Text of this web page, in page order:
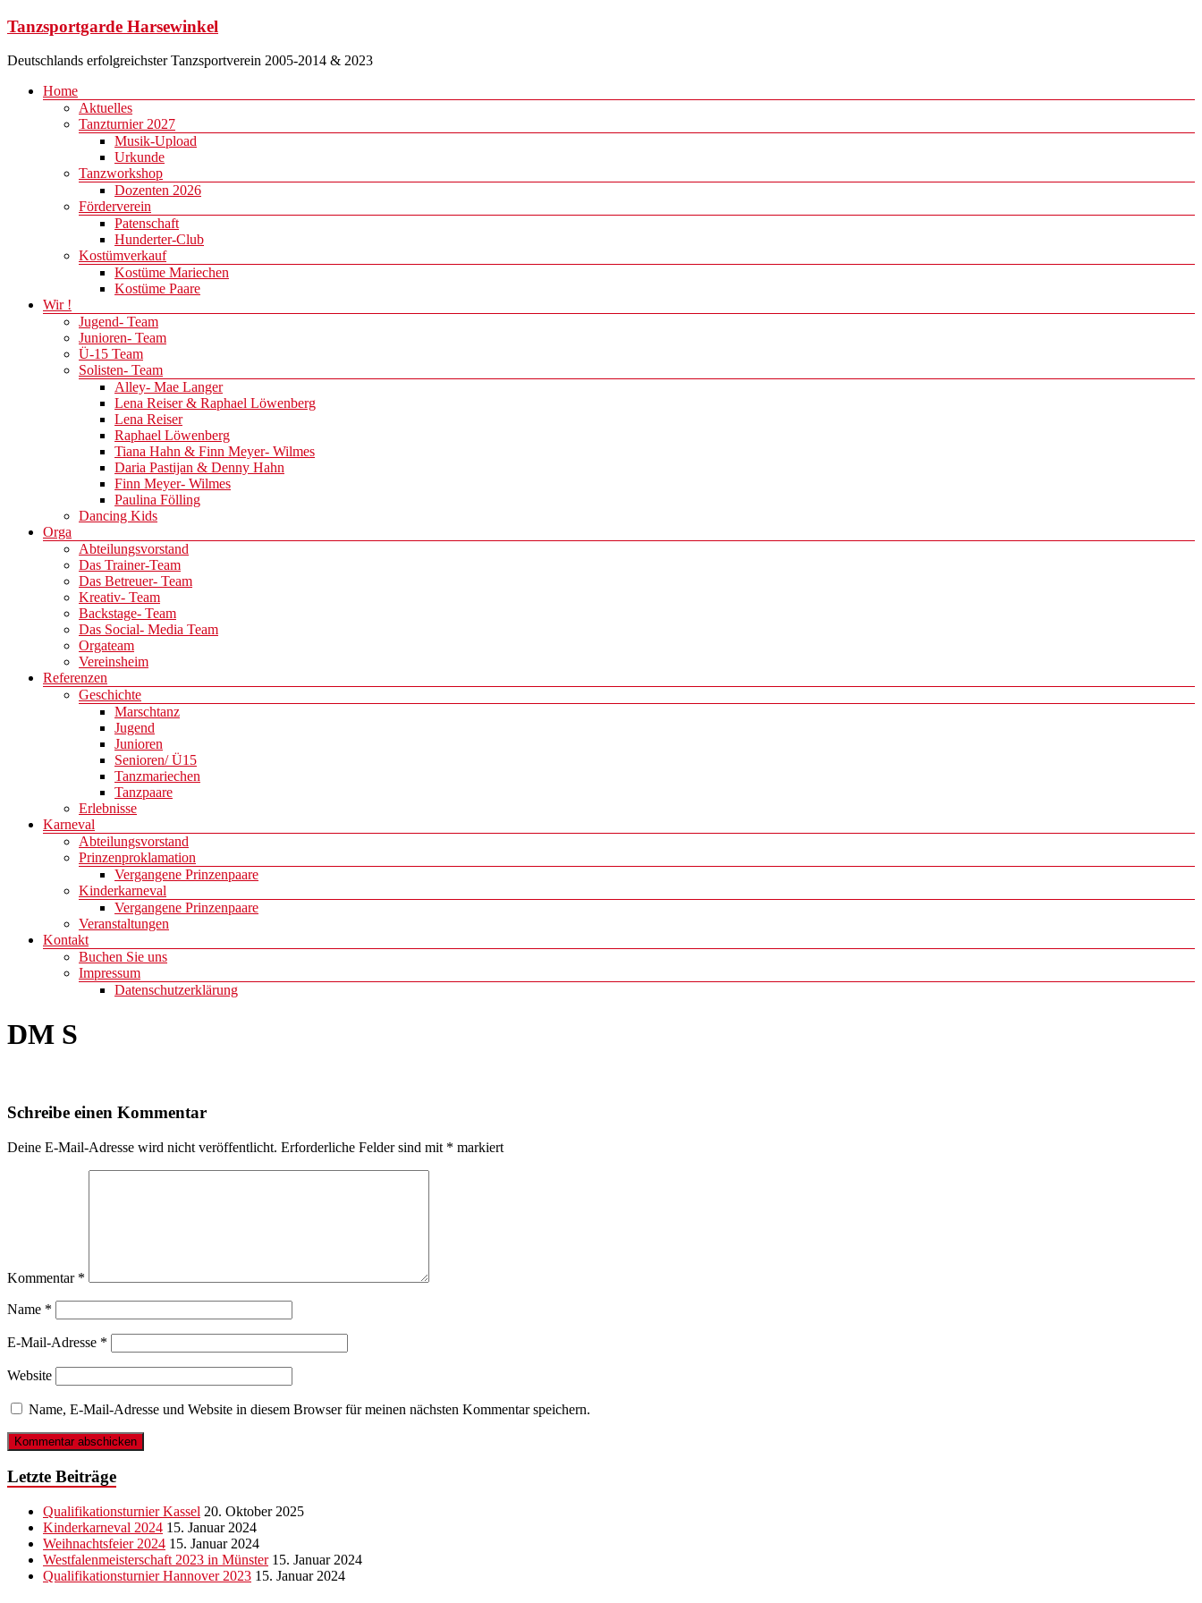
Zum
springen
Tanzsportgarde Harsewinkel
Deutschlands erfolgreichster Tanzsportverein 2005-2014 & 2023
Menü
Home
Aktuelles
Tanzturnier 2027
Musik-Upload
Urkunde
Tanzworkshop
Dozenten 2026
Förderverein
Patenschaft
Hunderter-Club
Kostümverkauf
Kostüme Mariechen
Kostüme Paare
Wir !
Jugend- Team
Junioren- Team
Ü-15 Team
Solisten- Team
Alley- Mae Langer
Lena Reiser & Raphael Löwenberg
Lena Reiser
Raphael Löwenberg
Tiana Hahn & Finn Meyer- Wilmes
Daria Pastijan & Denny Hahn
Finn Meyer- Wilmes
Paulina Fölling
Dancing Kids
Orga
Abteilungsvorstand
Das Trainer-Team
Das Betreuer- Team
Kreativ- Team
Backstage- Team
Das Social- Media Team
Orgateam
Vereinsheim
Referenzen
Geschichte
Marschtanz
Jugend
Junioren
Senioren/ Ü15
Tanzmariechen
Tanzpaare
Erlebnisse
Karneval
Abteilungsvorstand
Prinzenproklamation
Vergangene Prinzenpaare
Kinderkarneval
Vergangene Prinzenpaare
Veranstaltungen
Kontakt
Buchen Sie uns
Impressum
Datenschutzerklärung
DM S
Schreibe einen Kommentar
Deine E-Mail-Adresse wird nicht veröffentlicht. Erforderliche Felder sind mit * markiert
Kommentar *
Name *
E-Mail-Adresse *
Website
Name, E-Mail-Adresse und Website in diesem Browser für meinen nächsten Kommentar speichern.
Letzte Beiträge
Qualifikationsturnier Kassel 20. Oktober 2025
Kinderkarneval 2024 15. Januar 2024
Weihnachtsfeier 2024 15. Januar 2024
Westfalenmeisterschaft 2023 in Münster 15. Januar 2024
Qualifikationsturnier Hannover 2023 15. Januar 2024